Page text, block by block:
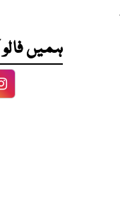
ہمیں
Facebook